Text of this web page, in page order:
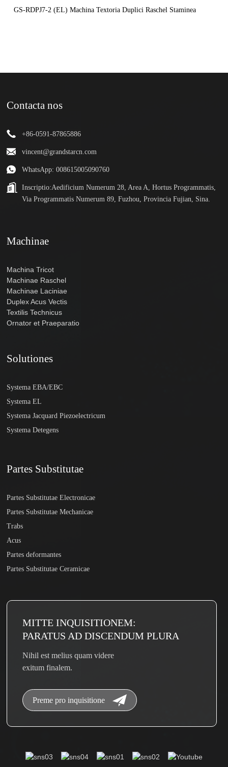
GS-RDPJ7-2 (EL) Machina Textoria Duplici Raschel Staminea
Contacta nos
+86-0591-87865886
vincent@grandstarcn.com
WhatsApp: 008615005090760
Inscriptio:Aedificium Numerum 28, Area A, Hortus Programmatis,
Via Programmatis Numerum 89, Fuzhou, Provincia Fujian, Sina.
Machinae
Machina Tricot
Machinae Raschel
Machinae Laciniae
Duplex Acus Vectis
Textilis Technicus
Ornator et Praeparatio
Solutiones
Systema EBA/EBC
Systema EL
Systema Jacquard Piezoelectricum
Systema Detegens
Partes Substitutae
Partes Substitutae Electronicae
Partes Substitutae Mechanicae
Trabs
Acus
Partes deformantes
Partes Substitutae Ceramicae
MITTE INQUISITIONEM:
PARATUS AD DISCENDUM PLURA
Nihil est melius quam videre
exitum finalem.
Preme pro inquisitione